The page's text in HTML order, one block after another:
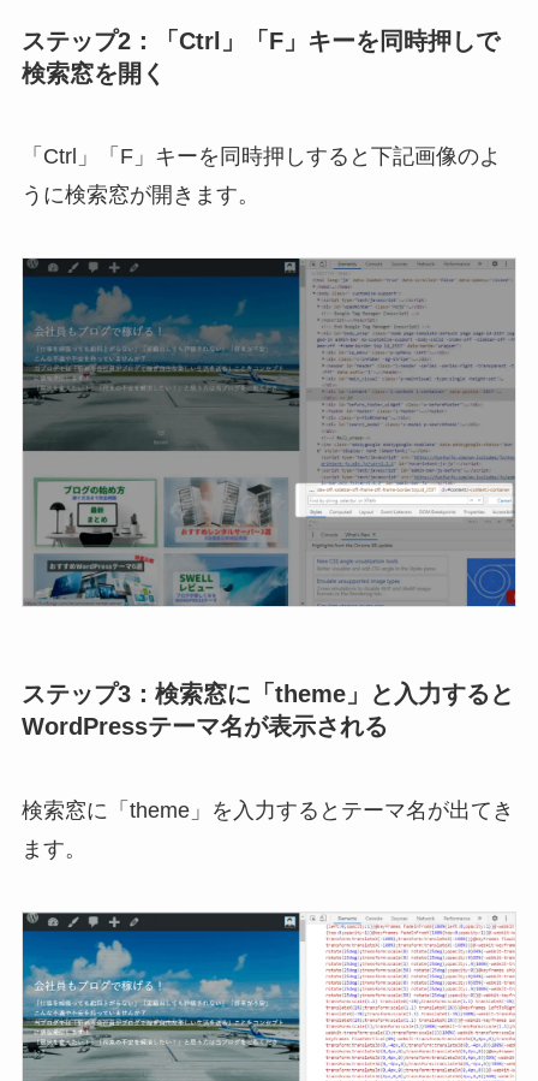
ステップ2：「Ctrl」「F」キーを同時押しで
検索窓を開く
「Ctrl」「F」キーを同時押しすると下記画像のよ
うに検索窓が開きます。
ステップ3：検索窓に「theme」と入力すると
WordPressテーマ名が表示される
検索窓に「theme」を入力するとテーマ名が出てき
ます。